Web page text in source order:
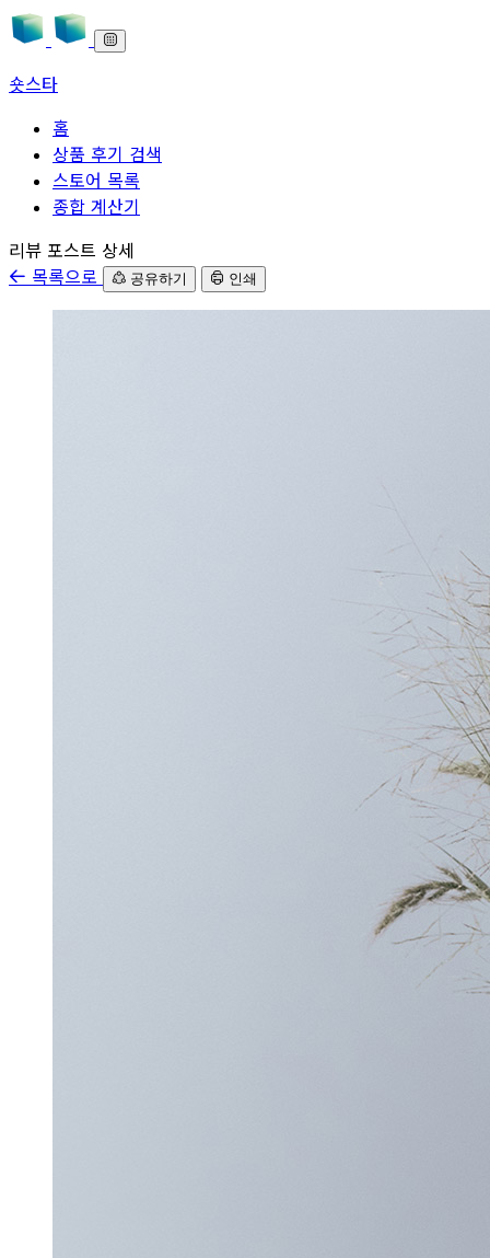
숏스타
홈
상품 후기 검색
스토어 목록
종합 계산기
본문으로 바로가기
리뷰 포스트 상세
목록으로
공유하기 인쇄